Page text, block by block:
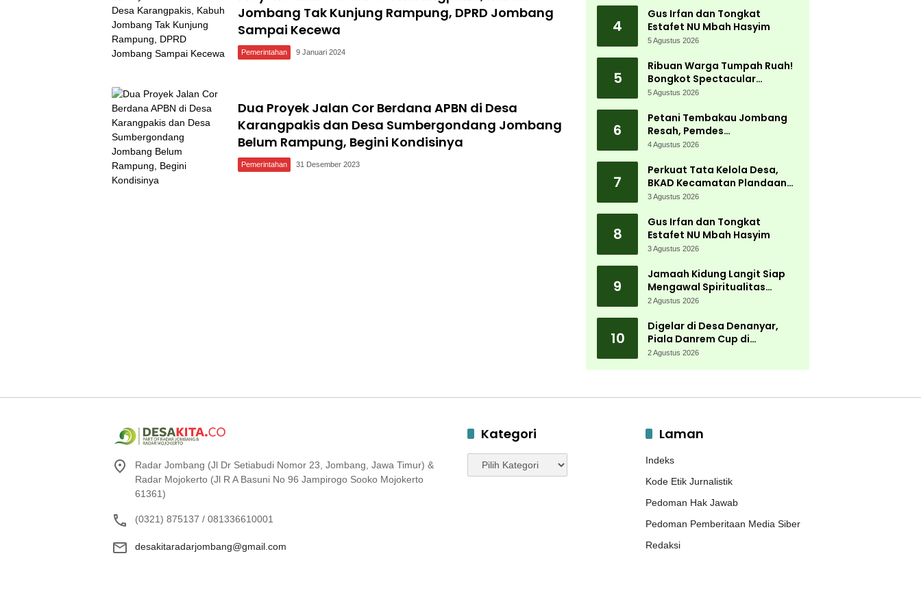
Jombang Tak Kunjung Rampung, DPRD Jombang
Sampai Kecewa
Pemerintahan 9 Januari 2024
Dua Proyek Jalan Cor Berdana APBN di Desa
Karangpakis dan Desa Sumbergondang Jombang
Belum Rampung, Begini Kondisinya
Pemerintahan 31 Desember 2023
4
Gus Irfan dan Tongkat
Estafet NU Mbah Hasyim
5 Agustus 2026
5
Ribuan Warga Tumpah Ruah!
Bongkot Spectacular
Carnival 2026 Jadi Pesta
Peterongan
5 Agustus 2026
6
Petani Tembakau Jombang
Resah, Pemdes
Tanjungwadung dan Disperta
4 Agustus 2026
7
Perkuat Tata Kelola Desa,
BKAD Kecamatan Plandaan
Gelar Pelatihan Aparatur
3 Agustus 2026
8
Gus Irfan dan Tongkat
Estafet NU Mbah Hasyim
3 Agustus 2026
9
Jamaah Kidung Langit Siap
Mengawal Spiritualitas
Muktamar NU
2 Agustus 2026
10
Digelar di Desa Denanyar,
Piala Danrem Cup di
Jombang Fokus Cetak Bibit
2 Agustus 2026
Radar Jombang (Jl Dr Setiabudi Nomor 23, Jombang, Jawa Timur) &
Radar Mojokerto (Jl R A Basuni No 96 Jampirogo Sooko Mojokerto
61361)
(0321) 875137 / 081336610001
desakitaradarjombang@gmail.com
Kategori
Kategori
Laman
Indeks
Kode Etik Jurnalistik
Pedoman Hak Jawab
Pedoman Pemberitaan Media Siber
Redaksi